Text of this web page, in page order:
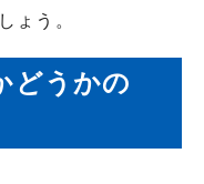
ょう。
どうかの